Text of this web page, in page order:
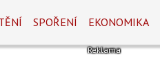
SPOŘENÍ EKONOMIKA